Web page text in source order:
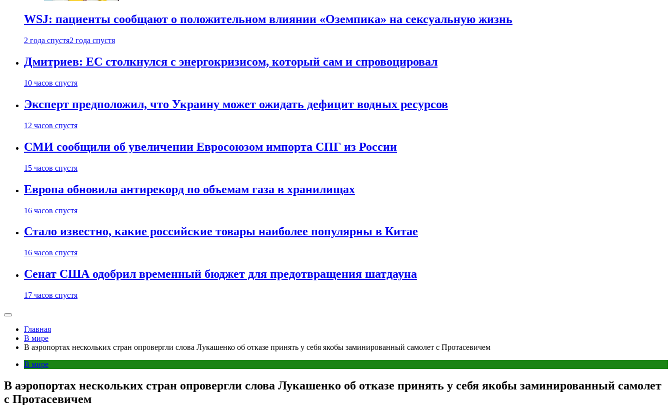
WSJ: пациенты сообщают о положительном влиянии «Оземпика» на сексуальную жизнь
2 года спустя2 года спустя
Дмитриев: ЕС столкнулся с энергокризисом, который сам и спровоцировал
10 часов спустя
Эксперт предположил, что Украину может ожидать дефицит водных ресурсов
12 часов спустя
СМИ сообщили об увеличении Евросоюзом импорта СПГ из России
15 часов спустя
Европа обновила антирекорд по объемам газа в хранилищах
16 часов спустя
Стало известно, какие российские товары наиболее популярны в Китае
16 часов спустя
Сенат США одобрил временный бюджет для предотвращения шатдауна
17 часов спустя
Главная
В мире
В аэропортах нескольких стран опровергли слова Лукашенко об отказе принять у себя якобы заминированный самолет c Протасевичем
В мире
В аэропортах нескольких стран опровергли слова Лукашенко об отказе принять у себя якобы заминированный самолет
c Протасевичем